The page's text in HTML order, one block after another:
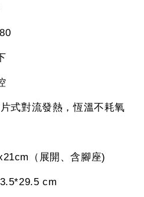
式對流發熱，恆溫不耗氧
（展開、含腳座)
cm